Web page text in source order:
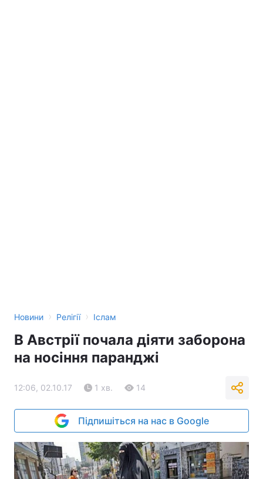
Новини › Релігії › Іслам
В Австрії почала діяти заборона
на носіння паранджі
12:06, 02.10.17 1 хв. 14
Підпишіться на нас в Google